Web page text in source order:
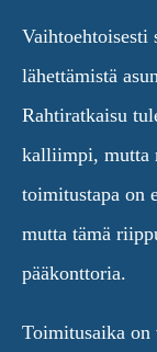
Vaihtoehtoisesti
lähettämistä
Rahtiratkaisu
kalliimpi, mutta
toimitustapa on
mutta tämä
pääkonttoria.
Toimitusaika on